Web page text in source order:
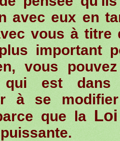
avec eux en
vous à titre
important
,vous pouvez
qui
est
àse
que la
.